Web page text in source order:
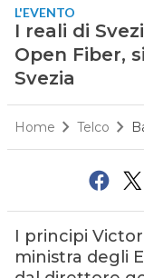
L'EVENTO
I reali di
Open Fiber,
Svezia
Home Telco
I principi
ministra degli